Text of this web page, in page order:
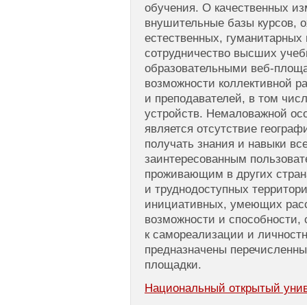
обучения. О качественных
внушительные базы курсов,
естественных, гуманитарных
сотрудничество высших
образовательными веб-
возможности коллективной
и преподавателей, в том
устройств. Немаловажной
является отсутствие
получать знания и навыки
заинтересованным
проживающим в других
и труднодоступных
инициативных, умеющих
возможности и
к самореализации и
предназначены
площадки.
Национальный открытый